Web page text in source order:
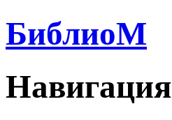
БиблиоМ
Навигация